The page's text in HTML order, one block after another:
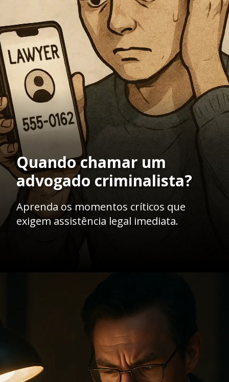
Quando chamar um
advogado criminalista?
Aprenda os momentos críticos que
exigem assistência legal imediata.